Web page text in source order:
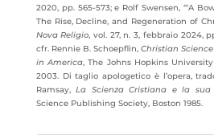
2020, pp. 565-573; e Rolf Swensen, “‘A
The Rise, Decline, and Regeneration of
Nova Religio, vol. 27, n. 3, febbraio 2024,
cfr. Rennie B. Schoepflin, Christian
in America, The Johns Hopkins
2003. Di taglio apologetico è l’opera,
Ramsay,La Scienza Cristiana e la sua
Science Publishing Society, Boston 1985.